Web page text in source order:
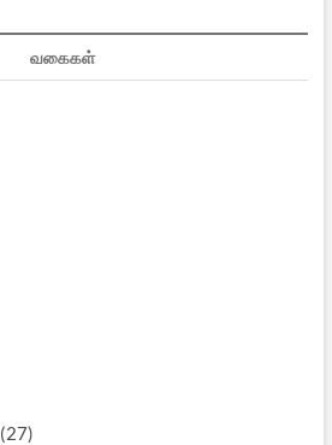
வகைகள்
(27)